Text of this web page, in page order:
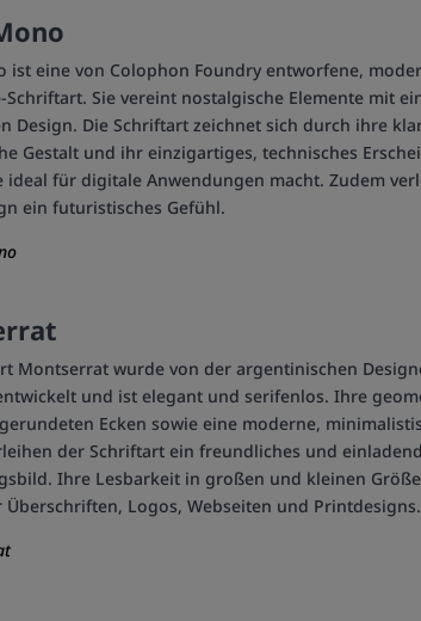
ist eine von Colophon Foundry entworfene,
Schriftart. Sie vereint nostalgische Elemente mit
Design. Die Schriftart zeichnet sich durch ihre
Gestalt und ihr einzigartiges, technisches
ideal für digitale Anwendungen macht. Zudem
ein futuristisches Gefühl.
Montserrat wurde von der argentinischen
und ist elegant und serifenlos. Ihre
Ecken sowie eine moderne,
der Schriftart ein freundliches und
Ihre Lesbarkeit in großen und kleinen
Überschriften, Logos, Webseiten und Printdesigns.